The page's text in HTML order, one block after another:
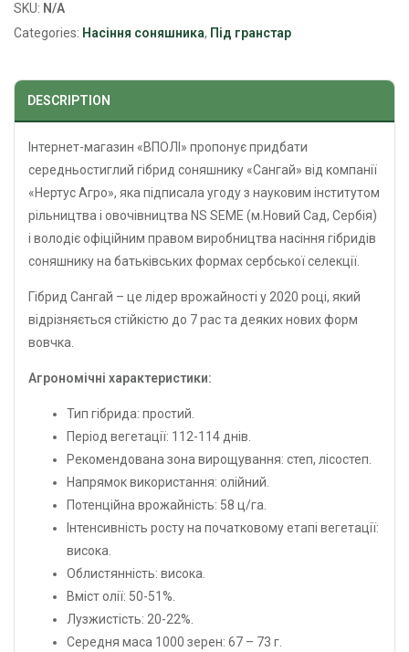
SKU: N/A
Categories: Насіння соняшника, Під гранстар
DESCRIPTION
Інтернет-магазин «ВПОЛІ» пропонує придбати
середньостиглий гібрид соняшнику «Сангай» від компанії
«Нертус Агро», яка підписала угоду з науковим інститутом
рільництва і овочівництва NS SEME (м.Новий Сад, Сербія)
і володіє офіційним правом виробництва насіння гібридів
соняшнику на батьківських формах сербської селекції.
Гібрид Сангай – це лідер врожайності у 2020 році, який
відрізняється стійкістю до 7 рас та деяких нових форм
вовчка.
Агрономічні характеристики:
Тип гібрида: простий.
Період вегетації: 112-114 днів.
Рекомендована зона вирощування: степ, лісостеп.
Напрямок використання: олійний.
Потенційна врожайність: 58 ц/га.
Інтенсивність росту на початковому етапі вегетації:
висока.
Облистянність: висока.
Вміст олії: 50-51%.
Лузжистість: 20-22%.
Середня маса 1000 зерен: 67 – 73 г.